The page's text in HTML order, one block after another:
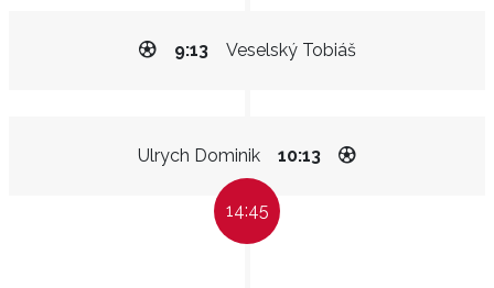
Veselský Tobiáš
9:13
Ulrych Dominik 10:13
14:45